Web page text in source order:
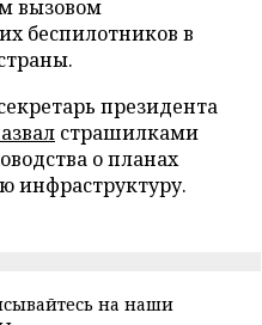
вызовом
беспилотников в
президента
страшилками
о планах
инфраструктуру.
на наши